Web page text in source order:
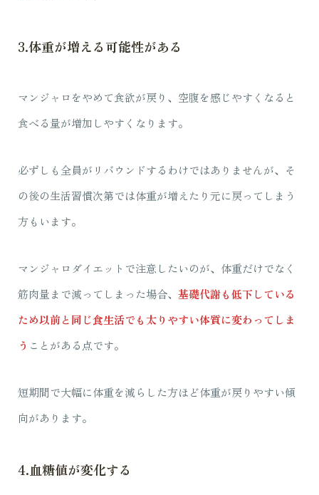
3.体重が増える可能性がある
マンジャロをやめて食欲が戻り、空腹を感じやすくなると
食べる量が増加しやすくなります。
必ずしも全員がリバウンドするわけではありませんが、そ
の後の生活習慣次第では体重が増えたり元に戻ってしまう
方もいます。
マンジャロダイエットで注意したいのが、体重だけでなく
筋肉量まで減ってしまった場合、 基礎代謝も低下している
ため以前と同じ食生活でも太りやすい体質に変わってしま
う ことがある点です。
短期間で大幅に体重を減らした方ほど体重が戻りやすい傾
向があります。
4.血糖値が変化する